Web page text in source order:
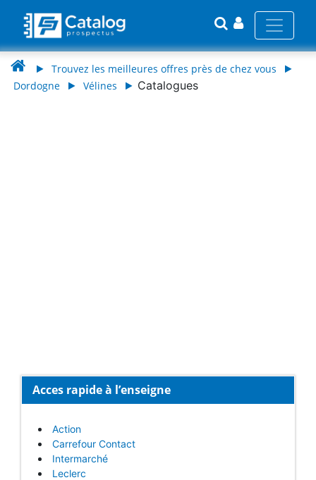
Trouvez les meilleures offres près de chez vous
Dordogne
Vélines Catalogues
Acces rapide à l’enseigne
Action
Carrefour Contact
Intermarché
Leclerc